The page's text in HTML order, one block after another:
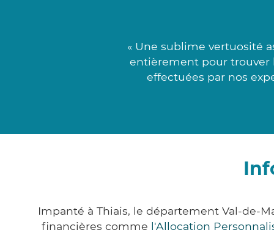
« Une sublime vertuosité
entièrement pour trouver
effectuées par nos
Impanté à Thiais, le département Val-de-
financières comme l'Allocation